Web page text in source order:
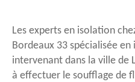
Les experts en isolation
Bordeaux 33 spécialisée
intervenant dans la ville de
à effectuer le soufflage de